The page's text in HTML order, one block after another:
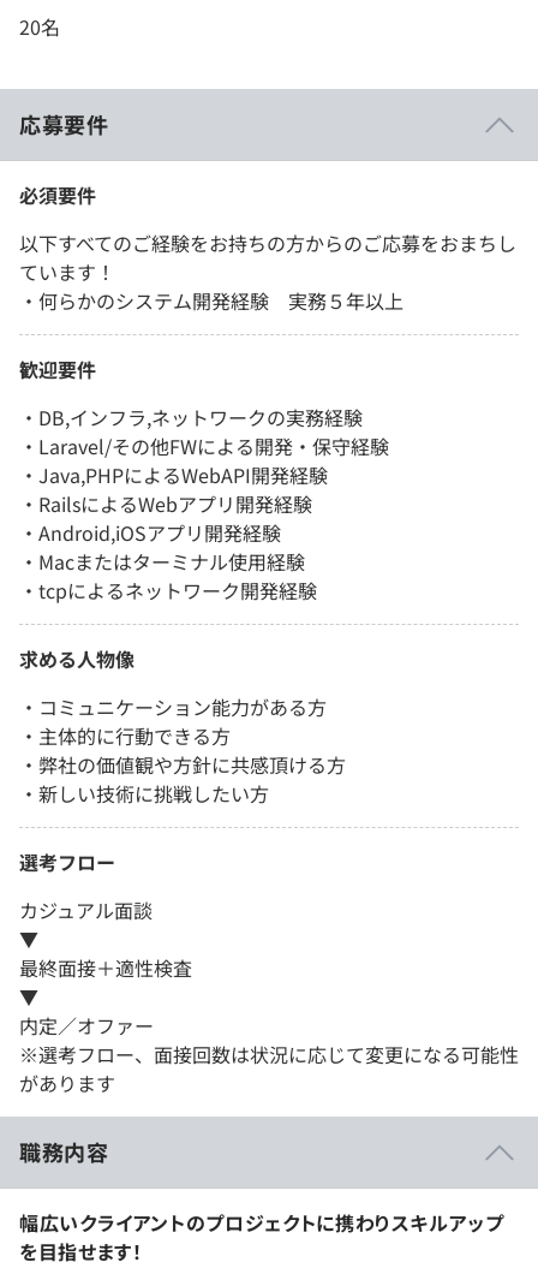
20名
応募要件
必須要件
以下すべてのご経験をお持ちの方からのご応募をおまちし
ています！
・何らかのシステム開発経験 実務５年以上
歓迎要件
・DB,インフラ,ネットワークの実務経験
・Laravel/その他FWによる開発・保守経験
・Java,PHPによるWebAPI開発経験
・RailsによるWebアプリ開発経験
・Android,iOSアプリ開発経験
・Macまたはターミナル使用経験
・tcpによるネットワーク開発経験
求める人物像
・コミュニケーション能力がある方
・主体的に行動できる方
・弊社の価値観や方針に共感頂ける方
・新しい技術に挑戦したい方
選考フロー
カジュアル面談
▼
最終面接＋適性検査
▼
内定／オファー
※選考フロー、面接回数は状況に応じて変更になる可能性
があります
職務内容
幅広いクライアントのプロジェクトに携わりスキルアップ
を目指せます！